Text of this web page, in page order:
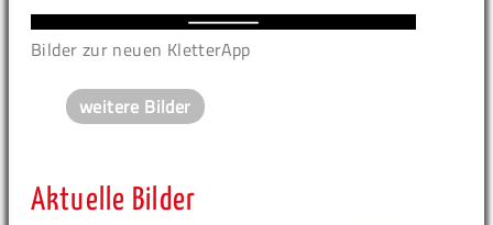
Bilder zur neuen KletterApp
weitere Bilder
Aktuelle Bilder